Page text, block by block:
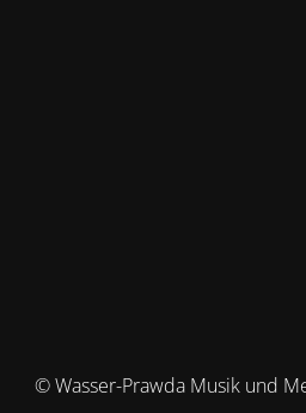
© Wasser-Prawda Musik und